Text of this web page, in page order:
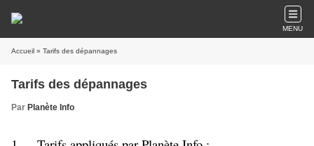
MENU
Accueil » Tarifs des dépannages
Tarifs des dépannages
Par Planète Info